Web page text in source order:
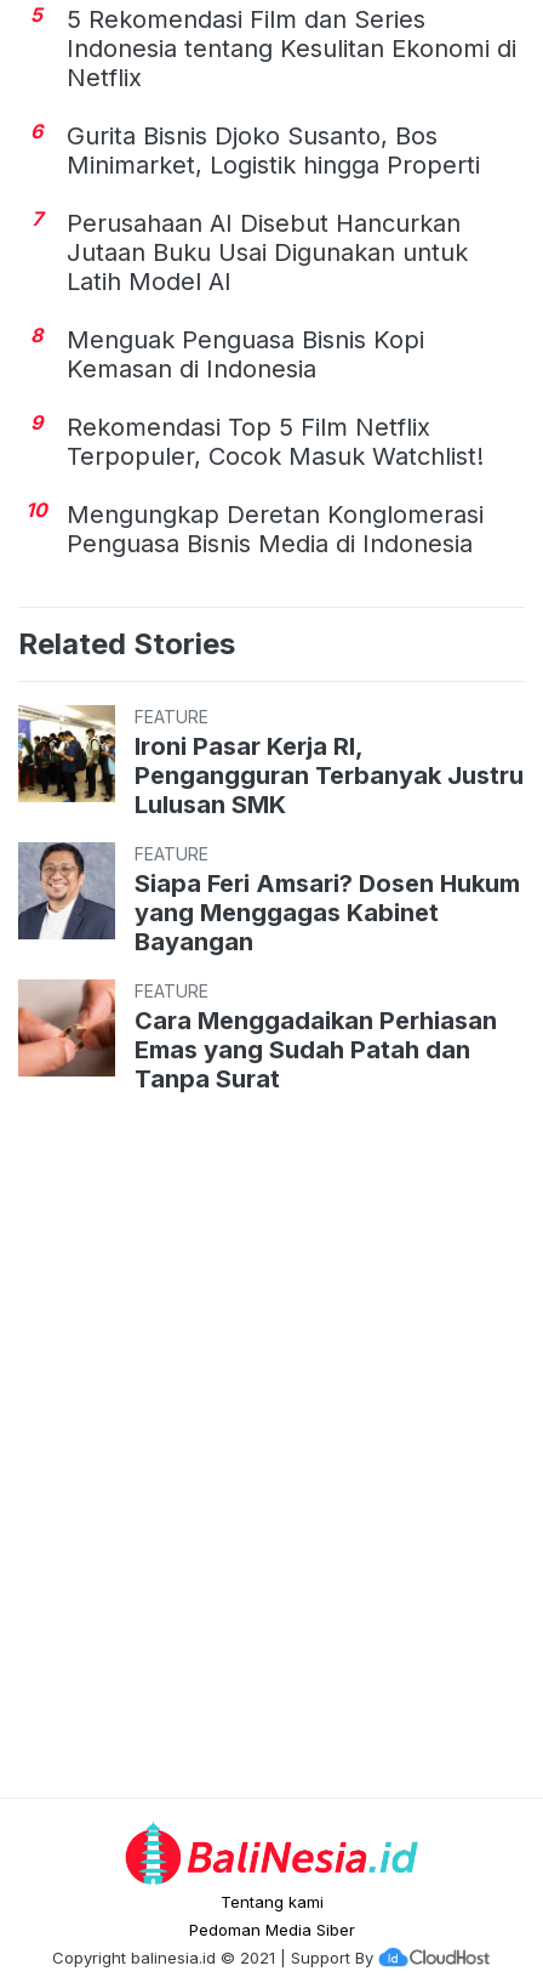
5
5 Rekomendasi Film dan Series
Indonesia tentang Kesulitan Ekonomi di
Netflix
6
Gurita Bisnis Djoko Susanto, Bos
Minimarket, Logistik hingga Properti
7
Perusahaan AI Disebut Hancurkan
Jutaan Buku Usai Digunakan untuk
Latih Model AI
8
Menguak Penguasa Bisnis Kopi
Kemasan di Indonesia
9
Rekomendasi Top 5 Film Netflix
Terpopuler, Cocok Masuk Watchlist!
10
Mengungkap Deretan Konglomerasi
Penguasa Bisnis Media di Indonesia
Related Stories
FEATURE
Ironi Pasar Kerja RI,
Pengangguran Terbanyak Justru
Lulusan SMK
FEATURE
Siapa Feri Amsari? Dosen Hukum
yang Menggagas Kabinet
Bayangan
FEATURE
Cara Menggadaikan Perhiasan
Emas yang Sudah Patah dan
Tanpa Surat
Tentang kami
Pedoman Media Siber
Copyright balinesia.id © 2021 | Support By